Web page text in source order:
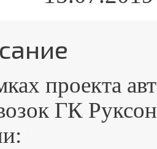
проекта
ГК